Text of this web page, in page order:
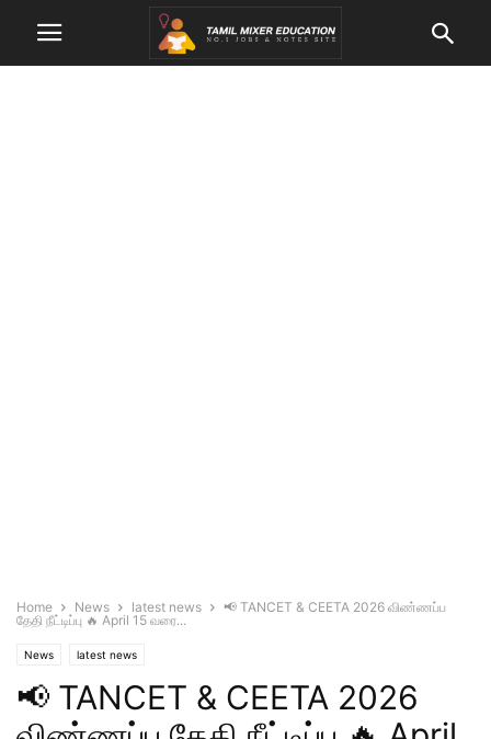
Home News latest news
📢 TANCET & CEETA 2026 விண்ணப்ப
தேதி நீட்டிப்பு 🔥 April 15 வரை...
News latest news
📢 TANCET & CEETA 2026